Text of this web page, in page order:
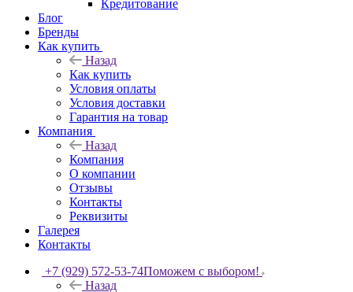
Кредитование
Блог
Бренды
Как купить
Назад
Как купить
Условия оплаты
Условия доставки
Гарантия на товар
Компания
Назад
Компания
О компании
Отзывы
Контакты
Реквизиты
Галерея
Контакты
+7 (929) 572-53-74Поможем с выбором!
Назад